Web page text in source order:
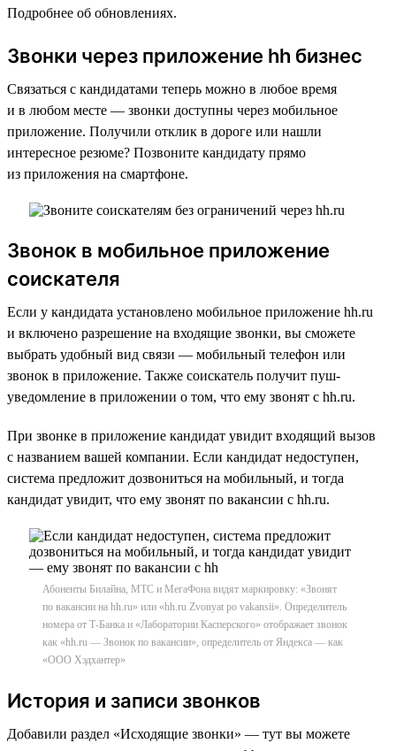
Подробнее об обновлениях.
Звонки через приложение hh бизнес
Связаться с кандидатами теперь можно в любое время
и в любом месте — звонки доступны через мобильное
приложение. Получили отклик в дороге или нашли
интересное резюме? Позвоните кандидату прямо
из приложения на смартфоне.
Звонок в мобильное приложение
соискателя
Если у кандидата установлено мобильное приложение hh.ru
и включено разрешение на входящие звонки, вы сможете
выбрать удобный вид связи — мобильный телефон или
звонок в приложение. Также соискатель получит пуш-
уведомление в приложении о том, что ему звонят с hh.ru.
При звонке в приложение кандидат увидит входящий вызов
с названием вашей компании. Если кандидат недоступен,
система предложит дозвониться на мобильный, и тогда
кандидат увидит, что ему звонят по вакансии с hh.ru.
Абоненты Билайна, МТС и МегаФона видят маркировку: «Звонят
по вакансии на hh.ru» или «hh.ru Zvonyat po vakansii». Определитель
номера от Т-Банка и «Лаборатории Касперского» отображает звонок
как «hh.ru — Звонок по вакансии», определитель от Яндекса — как
«ООО Хэдхантер»
История и записи звонков
Добавили раздел «Исходящие звонки» — тут вы можете